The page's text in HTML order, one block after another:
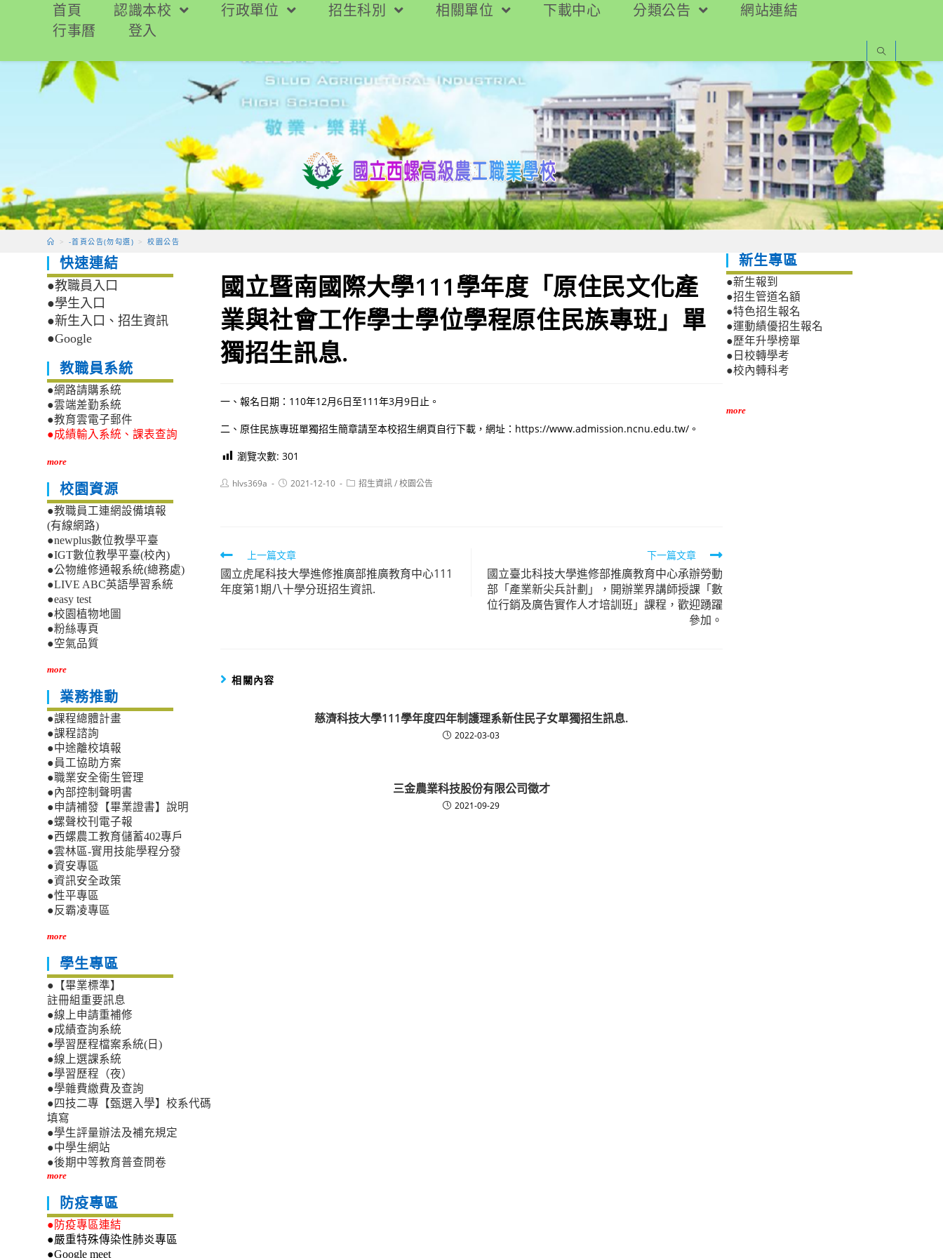
要
首頁 認識本校 行政單位 招生科別 相關單位 下載中心 分類公告
網站連結
行事曆
登入
> -首頁公告(勿勾選) > 校園公告
國立暨南國際大學111學年度「原住民文化產
業與社會工作學士學位學程原住民族專班」單
獨招生訊息.
一、報名日期：110年12月6日至111年3月9日止。
二、原住民族專班單獨招生簡章請至本校招生網頁自行下載，網址：https://www.admission.ncnu.edu.tw/。
瀏覽次數: 301
Posthlvs369a
Post2021-12-10
Post招生資訊/校園公告
Read
more
articles
上一篇文章
國立虎尾科技大學進修推廣部推廣教育中心111
年度第1期八十學分班招生資訊.
下一篇文章
國立臺北科技大學進修部推廣教育中心承辦勞動
部「產業新尖兵計劃」，開辦業界講師授課「數
位行銷及廣告實作人才培訓班」課程，歡迎踴躍
參加。
相關內容
慈濟科技大學111學年度四年制護理系新住民子女單獨招生訊息.
2022-03-03
三金農業科技股份有限公司徵才
2021-09-29
快速連結
●教職員入口
●學生入口
●新生入口、招生資訊
●Google
教職員系統
●網路請購系統
●雲端差勤系統
●教育雲電子郵件
●成績輸入系統、課表查詢
more
校園資源
●教職員工連網設備填報
(有線網路)
●newplus數位教學平臺
●IGT數位教學平臺(校內)
●公物維修通報系統(總務處)
●LIVE ABC英語學習系統
●easy test
●校園植物地圖
●粉絲專頁
●空氣品質
more
業務推動
●課程總體計畫
●課程諮詢
●中途離校填報
●員工協助方案
●職業安全衛生管理
●內部控制聲明書
●申請補發【畢業證書】說明
●螺聲校刊電子報
●西螺農工教育儲蓄402專戶
●雲林區-實用技能學程分發
●資安專區
●資訊安全政策
●性平專區
●反霸凌專區
more
學生專區
●【畢業標準】
註冊組重要訊息
●線上申請重補修
●成績查詢系統
●學習歷程檔案系統(日)
●線上選課系統
●學習歷程（夜）
●學雜費繳費及查詢
●四技二專【甄選入學】校系代碼
填寫
●學生評量辦法及補充規定
●中學生網站
●後期中等教育普查問卷
more
防疫專區
●防疫專區連結
●嚴重特殊傳染性肺炎專區
●Google meet
新生專區
●新生報到
●招生管道名額
●特色招生報名
●運動績優招生報名
●歷年升學榜單
●日校轉學考
●校內轉科考
more